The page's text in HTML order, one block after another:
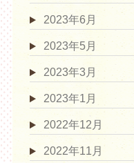
2023年6月
2023年5月
2023年3月
2023年1月
2022年12月
2022年11月